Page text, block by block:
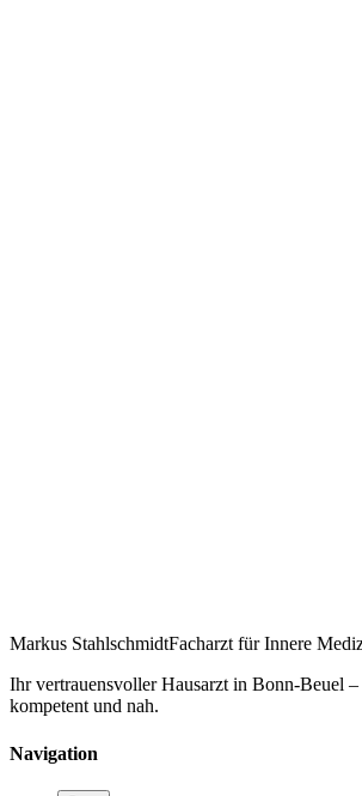
Markus StahlschmidtFacharzt für Innere
Ihr vertrauensvoller Hausarzt in Bonn-Beuel –
kompetent und nah.
Navigation